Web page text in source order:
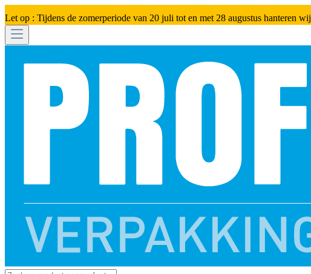
Let op : Tijdens de zomerperiode van 20 juli tot en met 28 augustus hanteren wij